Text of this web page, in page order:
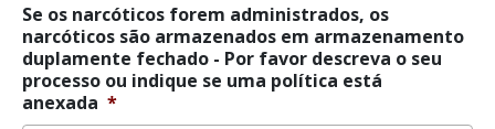
Se os narcóticos forem administrados, os
narcóticos são armazenados em armazenamento
duplamente fechado - Por favor descreva o seu
processo ou indique se uma política está
anexada *